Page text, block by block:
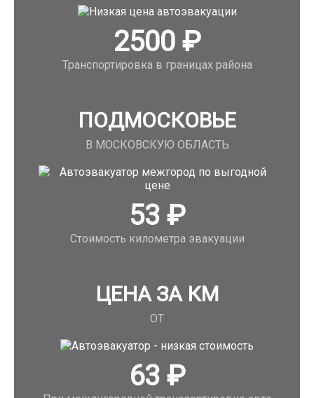
2500₽
Транспортировка в границах района
ПОДМОСКОВЬЕ
В МОСКОВСКУЮ ОБЛАСТЬ
53₽
Стоимость километра эвакуации
ЦЕНА ЗА КМ
ОТ
63₽